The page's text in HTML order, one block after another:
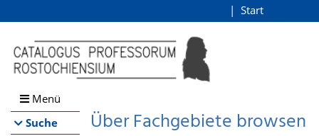
Browsen
direkt zum Inhalt
Start
Menü
Suche
Über Fachgebiete browsen